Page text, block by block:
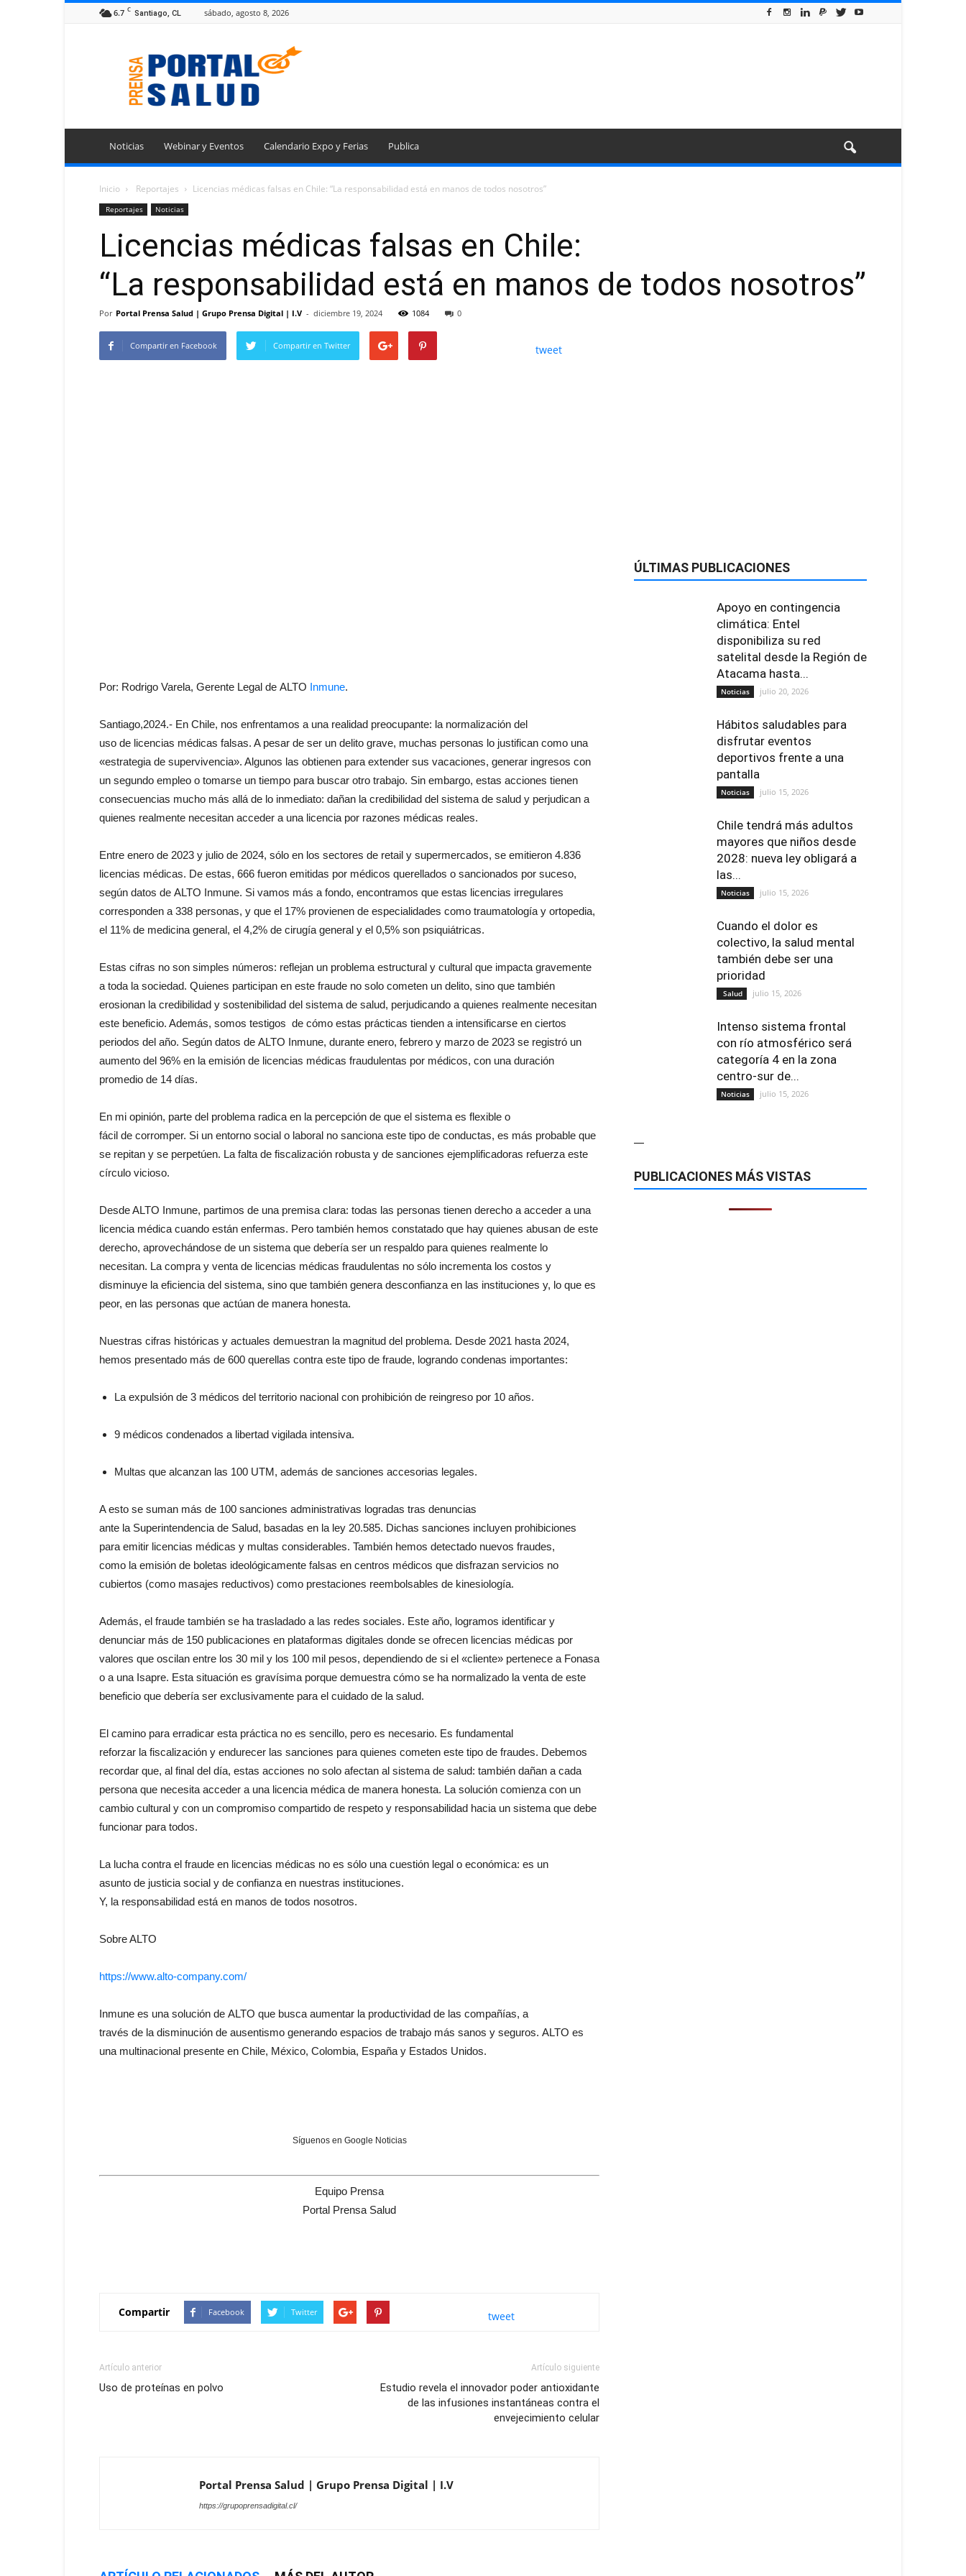
6.7 C Santiago, CL sábado, agosto 8, 2026
Portal
Prensa
Salud
Noticias Webinar y Eventos Calendario Expo y Ferias Publica
Inicio Reportajes Licencias médicas falsas en Chile: “La responsabilidad está en manos de todos nosotros”
Reportajes Noticias
Licencias médicas falsas en Chile:
“La responsabilidad está en manos de todos nosotros”
Por Portal Prensa Salud | Grupo Prensa Digital | I.V - diciembre 19, 2024 1084 0
Compartir en Facebook Compartir en Twitter tweet
Por: Rodrigo Varela, Gerente Legal de ALTO Inmune.
Santiago,2024.- En Chile, nos enfrentamos a una realidad preocupante: la normalización del
uso de licencias médicas falsas. A pesar de ser un delito grave, muchas personas lo justifican como una
«estrategia de supervivencia». Algunos las obtienen para extender sus vacaciones, generar ingresos con
un segundo empleo o tomarse un tiempo para buscar otro trabajo. Sin embargo, estas acciones tienen
consecuencias mucho más allá de lo inmediato: dañan la credibilidad del sistema de salud y perjudican a
quienes realmente necesitan acceder a una licencia por razones médicas reales.
Entre enero de 2023 y julio de 2024, sólo en los sectores de retail y supermercados, se emitieron 4.836
licencias médicas. De estas, 666 fueron emitidas por médicos querellados o sancionados por suceso,
según datos de ALTO Inmune. Si vamos más a fondo, encontramos que estas licencias irregulares
corresponden a 338 personas, y que el 17% provienen de especialidades como traumatología y ortopedia,
el 11% de medicina general, el 4,2% de cirugía general y el 0,5% son psiquiátricas.
Estas cifras no son simples números: reflejan un problema estructural y cultural que impacta gravemente
a toda la sociedad. Quienes participan en este fraude no solo cometen un delito, sino que también
erosionan la credibilidad y sostenibilidad del sistema de salud, perjudicando a quienes realmente necesitan
este beneficio. Además, somos testigos de cómo estas prácticas tienden a intensificarse en ciertos
periodos del año. Según datos de ALTO Inmune, durante enero, febrero y marzo de 2023 se registró un
aumento del 96% en la emisión de licencias médicas fraudulentas por médicos, con una duración
promedio de 14 días.
En mi opinión, parte del problema radica en la percepción de que el sistema es flexible o
fácil de corromper. Si un entorno social o laboral no sanciona este tipo de conductas, es más probable que
se repitan y se perpetúen. La falta de fiscalización robusta y de sanciones ejemplificadoras refuerza este
círculo vicioso.
Desde ALTO Inmune, partimos de una premisa clara: todas las personas tienen derecho a acceder a una
licencia médica cuando están enfermas. Pero también hemos constatado que hay quienes abusan de este
derecho, aprovechándose de un sistema que debería ser un respaldo para quienes realmente lo
necesitan. La compra y venta de licencias médicas fraudulentas no sólo incrementa los costos y
disminuye la eficiencia del sistema, sino que también genera desconfianza en las instituciones y, lo que es
peor, en las personas que actúan de manera honesta.
Nuestras cifras históricas y actuales demuestran la magnitud del problema. Desde 2021 hasta 2024,
hemos presentado más de 600 querellas contra este tipo de fraude, logrando condenas importantes:
La expulsión de 3 médicos del territorio nacional con prohibición de reingreso por 10 años.
9 médicos condenados a libertad vigilada intensiva.
Multas que alcanzan las 100 UTM, además de sanciones accesorias legales.
A esto se suman más de 100 sanciones administrativas logradas tras denuncias
ante la Superintendencia de Salud, basadas en la ley 20.585. Dichas sanciones incluyen prohibiciones
para emitir licencias médicas y multas considerables. También hemos detectado nuevos fraudes,
como la emisión de boletas ideológicamente falsas en centros médicos que disfrazan servicios no
cubiertos (como masajes reductivos) como prestaciones reembolsables de kinesiología.
Además, el fraude también se ha trasladado a las redes sociales. Este año, logramos identificar y
denunciar más de 150 publicaciones en plataformas digitales donde se ofrecen licencias médicas por
valores que oscilan entre los 30 mil y los 100 mil pesos, dependiendo de si el «cliente» pertenece a Fonasa
o a una Isapre. Esta situación es gravísima porque demuestra cómo se ha normalizado la venta de este
beneficio que debería ser exclusivamente para el cuidado de la salud.
El camino para erradicar esta práctica no es sencillo, pero es necesario. Es fundamental
reforzar la fiscalización y endurecer las sanciones para quienes cometen este tipo de fraudes. Debemos
recordar que, al final del día, estas acciones no solo afectan al sistema de salud: también dañan a cada
persona que necesita acceder a una licencia médica de manera honesta. La solución comienza con un
cambio cultural y con un compromiso compartido de respeto y responsabilidad hacia un sistema que debe
funcionar para todos.
La lucha contra el fraude en licencias médicas no es sólo una cuestión legal o económica: es un
asunto de justicia social y de confianza en nuestras instituciones.
Y, la responsabilidad está en manos de todos nosotros.
Sobre ALTO
https://www.alto-company.com/
Inmune es una solución de ALTO que busca aumentar la productividad de las compañías, a
través de la disminución de ausentismo generando espacios de trabajo más sanos y seguros. ALTO es
una multinacional presente en Chile, México, Colombia, España y Estados Unidos.
Síguenos en Google Noticias
Equipo Prensa
Portal Prensa Salud
Compartir Facebook Twitter tweet
Artículo anterior
Uso de proteínas en polvo
Artículo siguiente
Estudio revela el innovador poder antioxidante
de las infusiones instantáneas contra el
envejecimiento celular
Portal Prensa Salud | Grupo Prensa Digital | I.V
https://grupoprensadigital.cl/
ÚLTIMAS PUBLICACIONES
Apoyo en contingencia
climática: Entel
disponibiliza su red
satelital desde la Región de
Atacama hasta...
Noticias julio 20, 2026
Hábitos saludables para
disfrutar eventos
deportivos frente a una
pantalla
Noticias julio 15, 2026
Chile tendrá más adultos
mayores que niños desde
2028: nueva ley obligará a
las...
Noticias julio 15, 2026
Cuando el dolor es
colectivo, la salud mental
también debe ser una
prioridad
Salud julio 15, 2026
Intenso sistema frontal
con río atmosférico será
categoría 4 en la zona
centro-sur de...
Noticias julio 15, 2026
—
PUBLICACIONES MÁS VISTAS